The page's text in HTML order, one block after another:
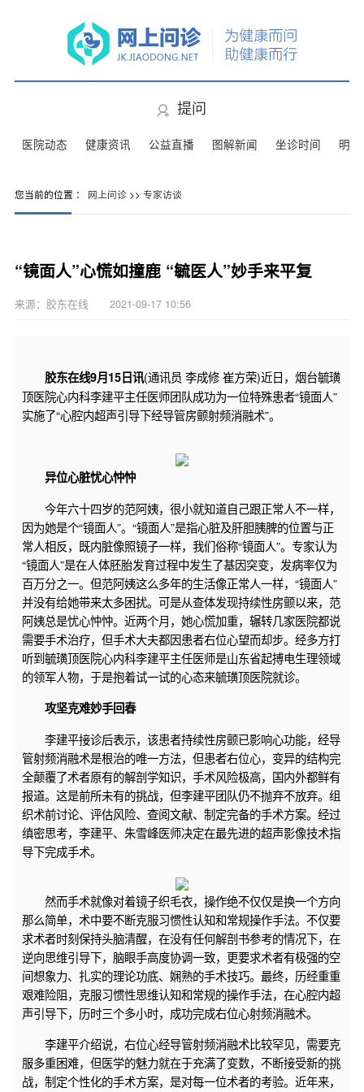
提问
医院动态 健康资讯 公益直播 图解新闻 坐诊时间 明
您当前的位置 ： 网上问诊>> 专家访谈
“镜面人”心慌如撞鹿 “毓医人”妙手来平复
来源：胶东在线 2021-09-17 10:56
胶东在线9月15日讯(通讯员 李成修 崔方荣)近日，烟台毓璜
顶医院心内科李建平主任医师团队成功为一位特殊患者“镜面人”
实施了“心腔内超声引导下经导管房颤射频消融术”。
异位心脏忧心忡忡
今年六十四岁的范阿姨，很小就知道自己跟正常人不一样，
因为她是个“镜面人”。“镜面人”是指心脏及肝胆胰脾的位置与正
常人相反，既内脏像照镜子一样，我们俗称“镜面人”。专家认为
“镜面人”是在人体胚胎发育过程中发生了基因突变，发病率仅为
百万分之一。但范阿姨这么多年的生活像正常人一样，“镜面人”
并没有给她带来太多困扰。可是从查体发现持续性房颤以来，范
阿姨总是忧心忡忡。近两个月，她心慌加重，辗转几家医院都说
需要手术治疗，但手术大夫都因患者右位心望而却步。经多方打
听到毓璜顶医院心内科李建平主任医师是山东省起搏电生理领域
的领军人物，于是抱着试一试的心态来毓璜顶医院就诊。
攻坚克难妙手回春
李建平接诊后表示，该患者持续性房颤已影响心功能，经导
管射频消融术是根治的唯一方法，但患者右位心，变异的结构完
全颠覆了术者原有的解剖学知识，手术风险极高，国内外都鲜有
报道。这是前所未有的挑战，但李建平团队仍不抛弃不放弃。组
织术前讨论、评估风险、查阅文献、制定完备的手术方案。经过
缜密思考，李建平、朱雪峰医师决定在最先进的超声影像技术指
导下完成手术。
然而手术就像对着镜子织毛衣，操作绝不仅仅是换一个方向
那么简单，术中要不断克服习惯性认知和常规操作手法。不仅要
求术者时刻保持头脑清醒，在没有任何解剖书参考的情况下，在
逆向思维引导下，脑眼手高度协调一致，更要求术者有极强的空
间想象力、扎实的理论功底、娴熟的手术技巧。最终，历经重重
艰难险阻，克服习惯性思维认知和常规的操作手法，在心腔内超
声引导下，历时三个多小时，成功完成右位心射频消融术。
李建平介绍说，右位心经导管射频消融术比较罕见，需要克
服多重困难，但医学的魅力就在于充满了变数，不断接受新的挑
战，制定个性化的手术方案，是对每一位术者的考验。近年来，